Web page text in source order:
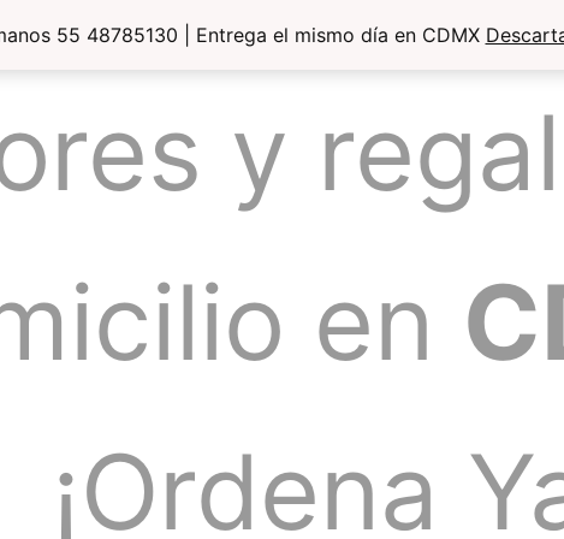
55 48785130 | Entrega el mismo día en CDMX
y
en
¡Ordena